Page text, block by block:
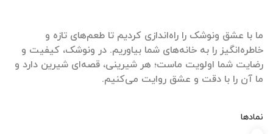
ما با عشق ونوشک را راه‌اندازی کردیم تا طعم‌های تازه و
خاطره‌انگیز را به خانه‌های شما بیاوریم. در ونوشک، کیفیت و
رضایت شما اولویت ماست؛ هر شیرینی، قصه‌ای شیرین دارد و
ما آن را با دقت و عشق روایت می‌کنیم.
نمادها